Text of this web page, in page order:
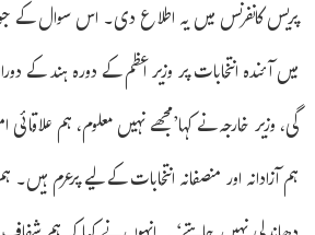
پریس کانفرنس میں یہ اطلاع دی۔ اس سوال کے
میں آئندہ انتخابات پر وزیر اعظم کے دورہ ہند
گی، وزیر خارجہ نے کہا’مجھے نہیں معلوم، ہم
ہم آزادانہ اور منصفانہ انتخابات کے لیے پرعزم